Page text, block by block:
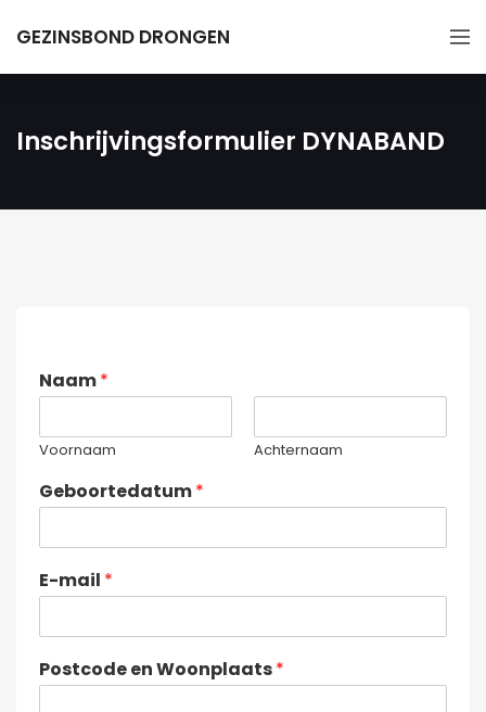
GEZINSBOND DRONGEN
Inschrijvingsformulier DYNABAND
Naam*
Voornaam Achternaam
Geboortedatum*
E-mail *
Postcode en Woonplaats*